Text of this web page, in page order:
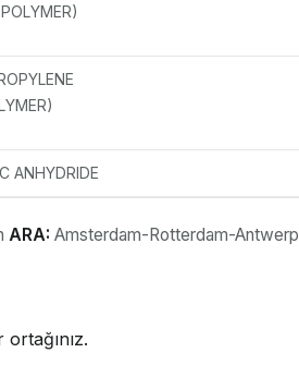
ANHYDRIDE
ARA: Amsterdam-Rotterdam-Antwerp